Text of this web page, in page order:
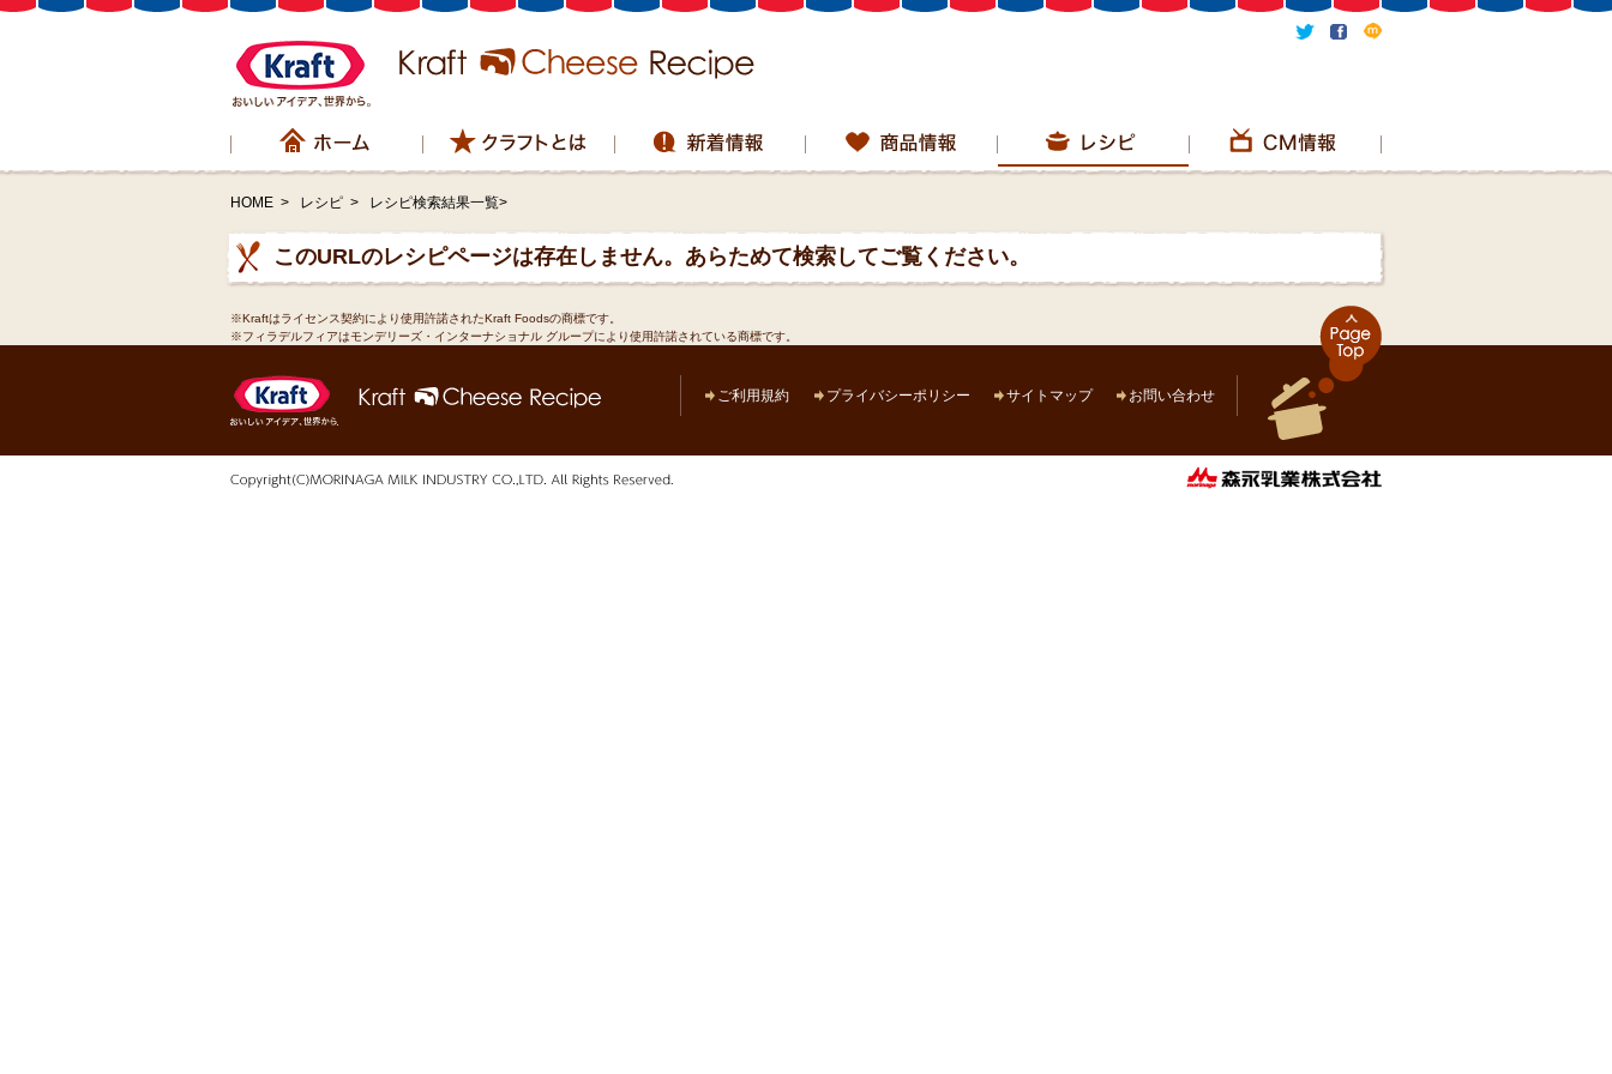
HOME > レシピ > レシピ検索結果一覧>
このURLのレシピページは存在しません。あらためて検索してご覧ください。
※Kraftはライセンス契約により使用許諾されたKraft Foodsの商標です。
※フィラデルフィアはモンデリーズ・インターナショナル グループにより使用許諾されている商標です。
ご利用規約 プライバシーポリシー サイトマップ お問い合わせ